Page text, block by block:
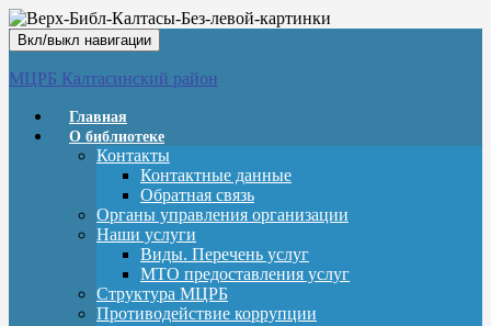
Вкл/выкл навигации
МЦРБ Калтасинский район
Главная
О библиотеке
Контакты
Контактные данные
Обратная связь
Органы управления организации
Наши услуги
Виды. Перечень услуг
МТО предоставления услуг
Структура МЦРБ
Противодействие коррупции